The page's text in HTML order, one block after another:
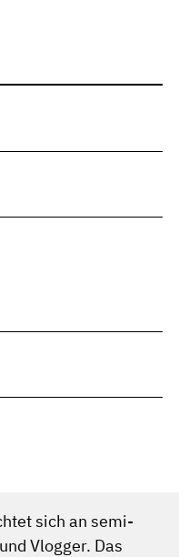
sich an semi-
Vlogger. Das